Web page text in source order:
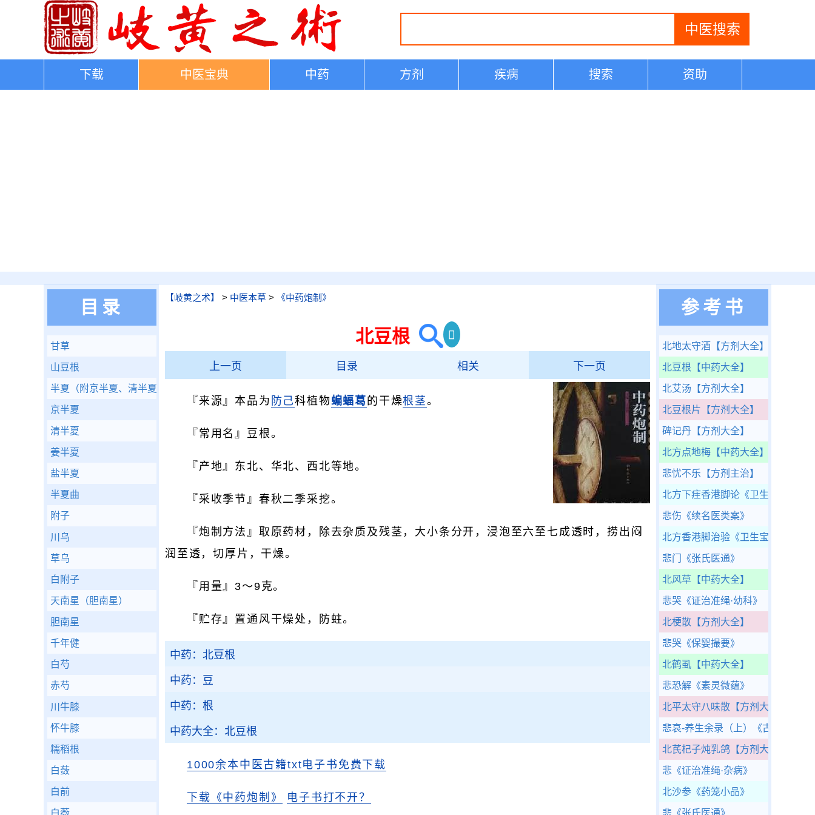
下载 中医宝典 中药 方剂 疾病 搜索 资助
【岐黄之术】 > 中医本草 > 《中药炮制》
北豆根
上一页 目录 相关 下一页
『来源』本品为 防己科植物蝙蝠葛 的干燥根茎。
『常用名』豆根。
『产地』东北、华北、西北等地。
『采收季节』春秋二季采挖。
『炮制方法』取原药材，除去杂质及残茎，大小条分开，浸泡至六至七成透时，捞出闷
润至透，切厚片，干燥。
『用量』3～9克。
『贮存』置通风干燥处，防蛀。
中药：北豆根
中药：豆
中药：根
中药大全：北豆根
1000余本中医古籍txt电子书免费下载
下载《中药炮制》 电子书打不开？
目录
甘草
山豆根
半夏（附京半夏、清半夏、姜半夏、盐半夏、半夏曲）
京半夏
清半夏
姜半夏
盐半夏
半夏曲
附子
川乌
草乌
白附子
天南星（胆南星）
胆南星
千年健
白芍
赤芍
川牛膝
怀牛膝
糯稻根
白蔹
白前
白薇
参考书
北地太守酒 【方剂大全】
北豆根 【中药大全】
北艾汤 【方剂大全】
北豆根片 【方剂大全】
碑记丹 【方剂大全】
北方点地梅 【中药大全】
悲忧不乐 【方剂主治】
北方下疰香港脚论 《卫生宝鉴》
悲伤 《续名医类案》
北方香港脚治验 《卫生宝鉴》
悲门 《张氏医通》
北风草 【中药大全】
悲哭 《证治准绳·幼科》
北梗散 【方剂大全】
悲哭 《保婴撮要》
北鹤虱 【中药大全】
悲恐解 《素灵微蕴》
北平太守八味散 【方剂大全】
悲哀-养生余录（上） 《古今医统大
北芪杞子炖乳鸽 【方剂大全】
悲 《证治准绳·杂病》
北沙参 《药笼小品》
悲 《张氏医通》